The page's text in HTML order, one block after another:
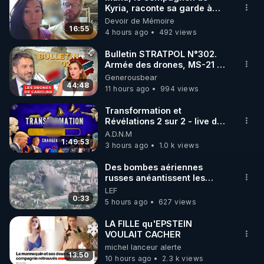
🌱 INSTAGRAM
https://www.instagram.com/rdlr_thierrycasasnovas/
http://rgnr.li/instagram
🌱 LA NEWSLETTER
Pour ne pas rater l’actualité RGNR (stages,
http://rgnr.li/news
🌱 VIDÉOS NON CENSURÉES SUR ODYSEE
Toutes les vidéos Youtube sont aussi sur la
http://rgnr.li/odysee
🌱 LES STAGES EN PRÉSENTIEL
http://rgnr.li/stages
16:55
Kyria, raconte sa garde à
vue musclée. PARTAGEZ!
Devoir de Mémoire
4 hours ago
492 views
44:48
Bulletin STRATPOL N°302.
Armée des drones, MS-21 en
série, missiles coréens.
07.08.2026.
Generousbear
11 hours ago
994 views
1:49:53
Transformation et
Révélations 2 sur 2 - live du
07/08/26
A.D.N.M
3 hours ago
1.0 k views
0:33
Des bombes aériennes
russes anéantissent les
centres de contrôle de
drones de 3 brigades
ukrainienne
LEF
5 hours ago
627 views
13:50
LA FILLE qu'EPSTEIN
VOULAIT CACHER
michel lanceur alerte
10 hours ago
2.3 k views